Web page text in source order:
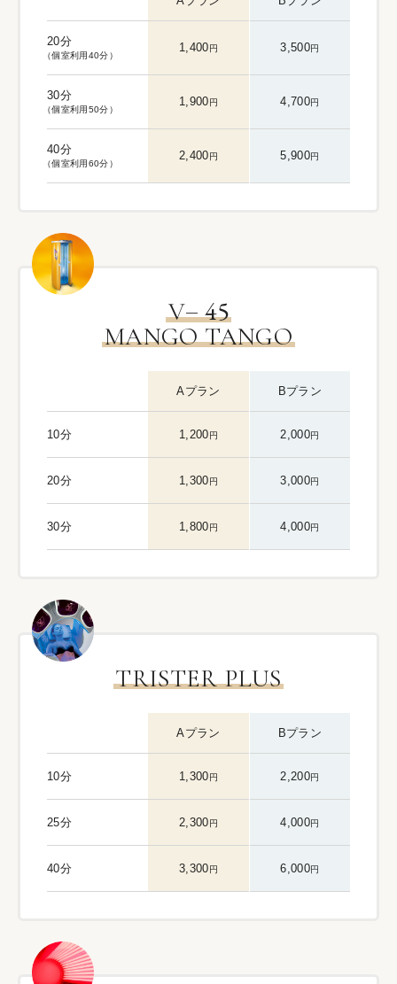
20分
（個室利用40分）
1,400円 3,500円
30分
（個室利用50分）
1,900円 4,700円
40分
（個室利用60分）
2,400円 5,900円
V–45
MANGO TANGO
Aプラン Bプラン
10分 1,200円 2,000円
20分 1,300円 3,000円
30分 1,800円 4,000円
TRISTER PLUS
Aプラン Bプラン
10分 1,300円 2,200円
25分 2,300円 4,000円
40分 3,300円 6,000円